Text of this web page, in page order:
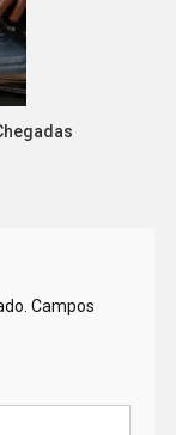
Campos